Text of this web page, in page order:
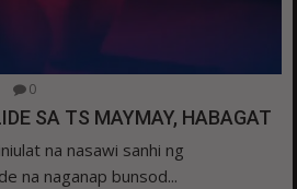
0
SA TS MAYMAY, HABAGAT
na nasawi sanhi ng
na naganap bunsod...